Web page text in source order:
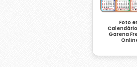
Foto
Garena